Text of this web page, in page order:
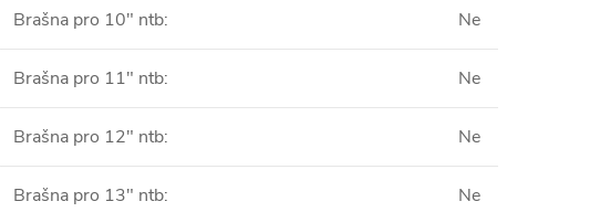
Brašna pro 10" ntb: Ne
Brašna pro 11" ntb: Ne
Brašna pro 12" ntb: Ne
Brašna pro 13" ntb: Ne